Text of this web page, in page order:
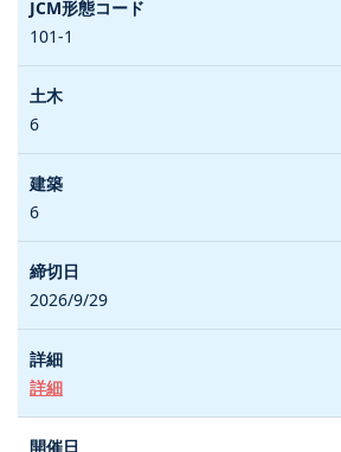
101-1
6
6
2026/9/29
詳細